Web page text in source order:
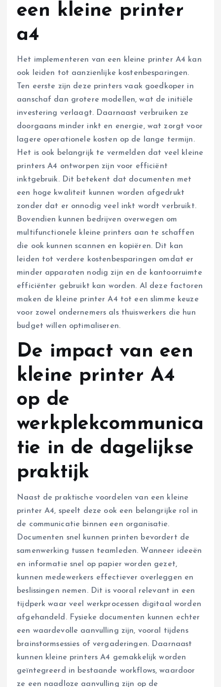
een kleine printer
a4
Het implementeren van een kleine printer A4 kan
ook leiden tot aanzienlijke kostenbesparingen.
Ten eerste zijn deze printers vaak goedkoper in
aanschaf dan grotere modellen, wat de initiële
investering verlaagt. Daarnaast verbruiken ze
doorgaans minder inkt en energie, wat zorgt voor
lagere operationele kosten op de lange termijn.
Het is ook belangrijk te vermelden dat veel kleine
printers A4 ontworpen zijn voor efficiënt
inktgebruik. Dit betekent dat documenten met
een hoge kwaliteit kunnen worden afgedrukt
zonder dat er onnodig veel inkt wordt verbruikt.
Bovendien kunnen bedrijven overwegen om
multifunctionele kleine printers aan te schaffen
die ook kunnen scannen en kopiëren. Dit kan
leiden tot verdere kostenbesparingen omdat er
minder apparaten nodig zijn en de kantoorruimte
efficiënter gebruikt kan worden. Al deze factoren
maken de kleine printer A4 tot een slimme keuze
voor zowel ondernemers als thuiswerkers die hun
budget willen optimaliseren.
De impact van een
kleine printer A4
op de
werkplekcommunica
tie in de dagelijkse
praktijk
Naast de praktische voordelen van een kleine
printer A4, speelt deze ook een belangrijke rol in
de communicatie binnen een organisatie.
Documenten snel kunnen printen bevordert de
samenwerking tussen teamleden. Wanneer ideeën
en informatie snel op papier worden gezet,
kunnen medewerkers effectiever overleggen en
beslissingen nemen. Dit is vooral relevant in een
tijdperk waar veel werkprocessen digitaal worden
afgehandeld. Fysieke documenten kunnen echter
een waardevolle aanvulling zijn, vooral tijdens
brainstormsessies of vergaderingen. Daarnaast
kunnen kleine printers A4 gemakkelijk worden
geïntegreerd in bestaande workflows, waardoor
ze een naadloze aanvulling zijn op de